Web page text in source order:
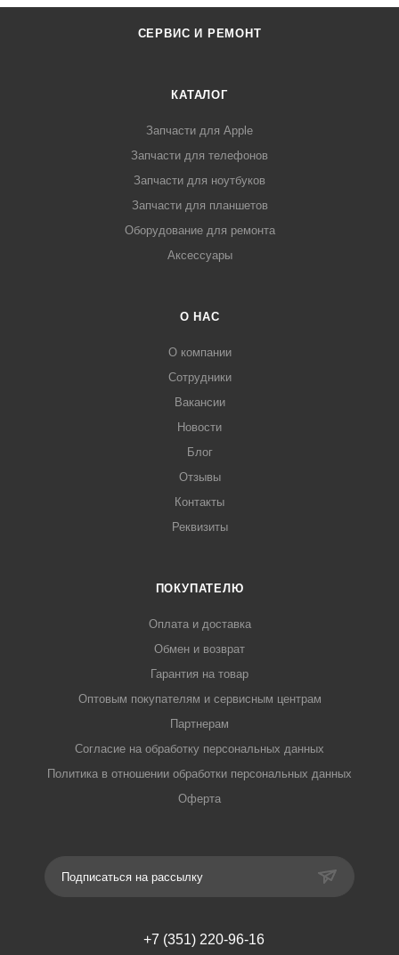
СЕРВИС И РЕМОНТ
КАТАЛОГ
Запчасти для Apple
Запчасти для телефонов
Запчасти для ноутбуков
Запчасти для планшетов
Оборудование для ремонта
Аксессуары
О НАС
О компании
Сотрудники
Вакансии
Новости
Блог
Отзывы
Контакты
Реквизиты
ПОКУПАТЕЛЮ
Оплата и доставка
Обмен и возврат
Гарантия на товар
Оптовым покупателям и сервисным центрам
Партнерам
Согласие на обработку персональных данных
Политика в отношении обработки персональных данных
Оферта
Подписаться на рассылку
+7 (351) 220-96-16